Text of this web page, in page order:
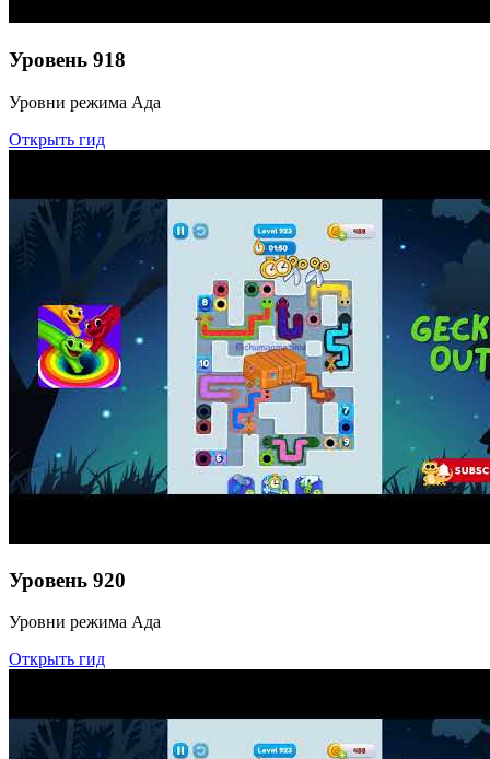
Уровень 918
Уровни режима Ада
Открыть гид
Уровень 920
Уровни режима Ада
Открыть гид